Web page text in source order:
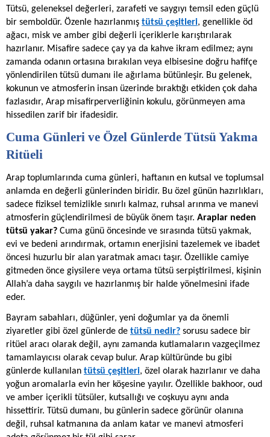
Tütsü, geleneksel değerleri, zarafeti ve saygıyı temsil eden güçlü
bir semboldür. Özenle hazırlanmış tütsü çeşitleri, genellikle öd
ağacı, misk ve amber gibi değerli içeriklerle karıştırılarak
hazırlanır. Misafire sadece çay ya da kahve ikram edilmez; aynı
zamanda odanın ortasına bırakılan veya elbisesine doğru hafifçe
yönlendirilen tütsü dumanı ile ağırlama bütünleşir. Bu gelenek,
kokunun ve atmosferin insan üzerinde bıraktığı etkiden çok daha
fazlasıdır, Arap misafirperverliğinin kokulu, görünmeyen ama
hissedilen zarif bir ifadesidir.
Cuma Günleri ve Özel Günlerde Tütsü Yakma
Ritüeli
Arap toplumlarında cuma günleri, haftanın en kutsal ve toplumsal
anlamda en değerli günlerinden biridir. Bu özel günün hazırlıkları,
sadece fiziksel temizlikle sınırlı kalmaz, ruhsal arınma ve manevi
atmosferin güçlendirilmesi de büyük önem taşır. Araplar neden
tütsü yakar? Cuma günü öncesinde ve sırasında tütsü yakmak,
evi ve bedeni arındırmak, ortamın enerjisini tazelemek ve ibadet
öncesi huzurlu bir alan yaratmak amacı taşır. Özellikle camiye
gitmeden önce giysilere veya ortama tütsü serpiştirilmesi, kişinin
Allah’a daha saygılı ve hazırlanmış bir halde yönelmesini ifade
eder.
Bayram sabahları, düğünler, yeni doğumlar ya da önemli
ziyaretler gibi özel günlerde de tütsü nedir? sorusu sadece bir
ritüel aracı olarak değil, aynı zamanda kutlamaların vazgeçilmez
tamamlayıcısı olarak cevap bulur. Arap kültüründe bu gibi
günlerde kullanılan tütsü çeşitleri, özel olarak hazırlanır ve daha
yoğun aromalarla evin her köşesine yayılır. Özellikle bakhoor, oud
ve amber içerikli tütsüler, kutsallığı ve coşkuyu aynı anda
hissettirir. Tütsü dumanı, bu günlerin sadece görünür olanına
değil, ruhsal katmanına da anlam katar ve manevi atmosferi